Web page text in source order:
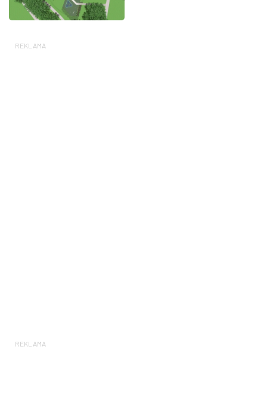
REKLAMA
REKLAMA